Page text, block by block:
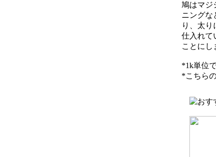
鳩はマジ
ニングな
り、太
仕入れて
ことにし
*1k単位
*こちら